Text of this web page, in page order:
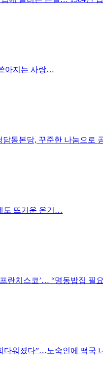
아지는 사랑…
동본당, 꾸준한 나눔으로
도 뜨거운 온기…
란치스코’… “명동밥집 필
다워졌다”…노숙인에 떡국